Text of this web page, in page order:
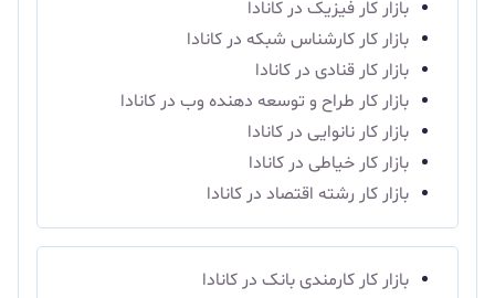
بازار کار فیزیک در کانادا
بازار کار کارشناس شبکه در کانادا
بازار کار قنادی در کانادا
بازار کار طراح و توسعه دهنده وب در کانادا
بازار کار نانوایی در کانادا
بازار کار خیاطی در کانادا
بازار کار رشته اقتصاد در کانادا
بازار کار کارمندی بانک در کانادا